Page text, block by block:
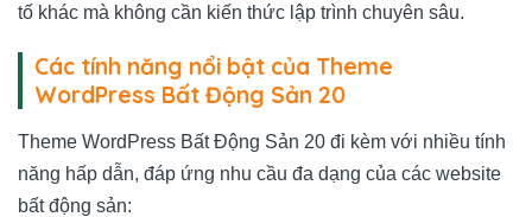
tố khác mà không cần kiến thức lập trình chuyên sâu.
Các tính năng nổi bật của Theme
WordPress Bất Động Sản 20
Theme WordPress Bất Động Sản 20 đi kèm với nhiều tính
năng hấp dẫn, đáp ứng nhu cầu đa dạng của các website
bất động sản: